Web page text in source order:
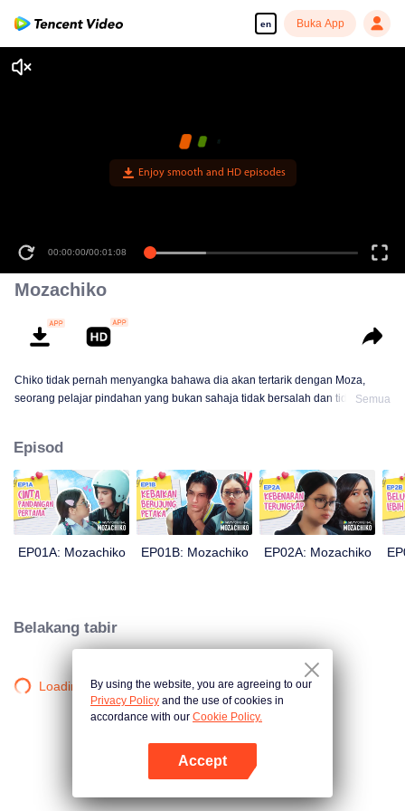
en Buka App
Enjoy smooth and HD episodes
00:00:00/00:01:08
Mozachiko
Chiko tidak pernah menyangka bahawa dia akan tertarik dengan Moza,
seorang pelajar pindahan yang bukan sahaja tidak bersalah dan tidak
akhirnya mengambil langkah drastik. Langkah ini membuahkan hasil yang
tidak dijangka oleh sesiapa: kini Chiko yang mengejar cinta Moza semula.
Semua
Episod
EP01A: Mozachiko EP01B: Mozachiko EP02A: Mozachiko
Belakang tabir
Loading…By using the website, you are agreeing to our
Privacy Policy and the use of cookies in
accordance with our Cookie Policy.
Accept